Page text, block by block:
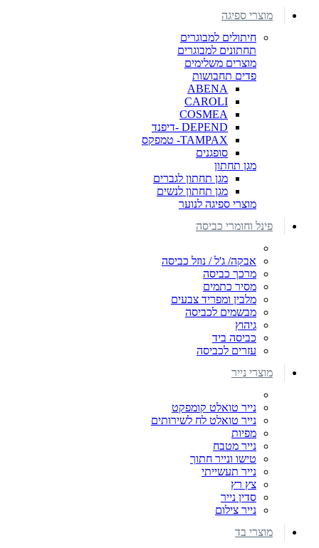
מוצרי ספיגה
חיתולים למבוגרים
תחתונים למבוגרים
מוצרים משלימים
פדים תחבושות
ABENA
CAROLI
COSMEA
DEPEND -דיפנד
TAMPAX- טמפקס
סופגנים
מגן תחתון
מגן תחתון לגברים
מגן תחתון לנשים
מוצרי ספיגה לנוער
פינל וחומרי כביסה
אבקה/ ג'ל / נוזל כביסה
מרכך כביסה
מסיר כתמים
מלבין ומפריד צבעים
מבשמים לכביסה
גיהוץ
כביסה ביד
עזרים לכביסה
מוצרי נייר
נייר טואלט קומפקט
נייר טואלט לח לשירותים
מפיות
נייר מטבח
טישו ונייר חתוך
נייר תעשייתי
צץ רץ
סדין נייר
נייר צילום
מוצרי בד